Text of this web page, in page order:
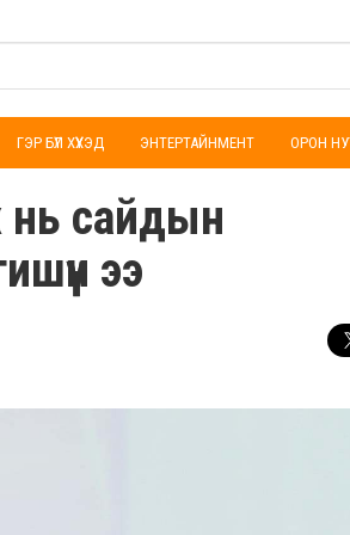
ГЭР БҮЛ ХҮҮХЭД ЭНТЕРТАЙНМЕНТ ОРОН
нь сайдын
ээ